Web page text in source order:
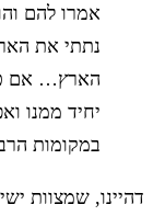
אמרו להם
נתתי את
הארץ… אם
יחיד ממנו
במקומות
דהיינו, שמצוות